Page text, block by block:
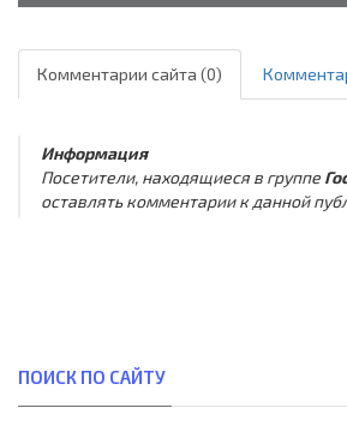
Комментарии сайта (0)
Информация
Посетители, находящиеся в группе
оставлять комментарии к данной
ПОИСК ПО САЙТУ